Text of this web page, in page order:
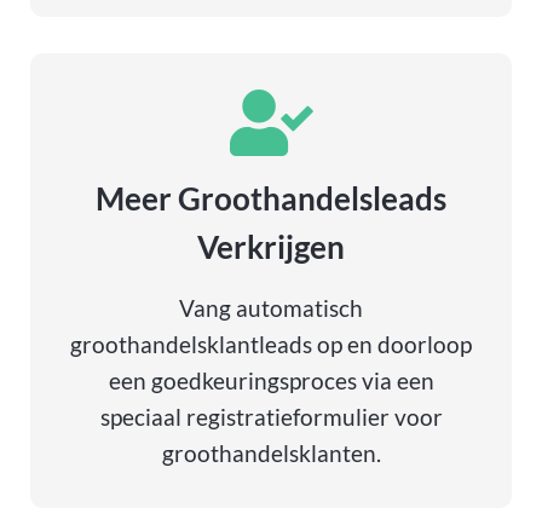
Meer Groothandelsleads
Verkrijgen
Vang automatisch
groothandelsklantleads op en doorloop
een goedkeuringsproces via een
speciaal registratieformulier voor
groothandelsklanten.